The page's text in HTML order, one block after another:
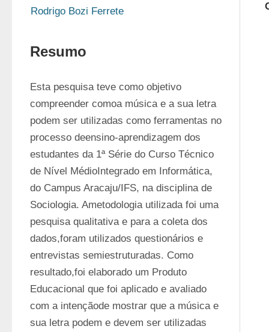
Rodrigo Bozi Ferrete
Resumo
Esta pesquisa teve como objetivo
compreender comoa música e a sua letra
podem ser utilizadas como ferramentas no
processo deensino-aprendizagem dos
estudantes da 1ª Série do Curso Técnico
de Nível MédioIntegrado em Informática,
do Campus Aracaju/IFS, na disciplina de
Sociologia. Ametodologia utilizada foi uma
pesquisa qualitativa e para a coleta dos
dados,foram utilizados questionários e
entrevistas semiestruturadas. Como
resultado,foi elaborado um Produto
Educacional que foi aplicado e avaliado
com a intençãode mostrar que a música e
sua letra podem e devem ser utilizadas